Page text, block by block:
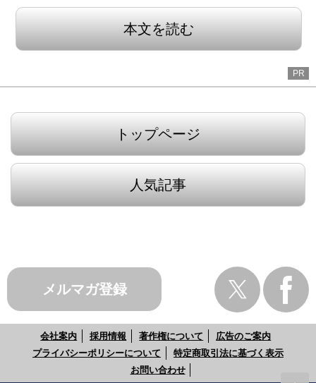
本文を読む
PR
トップページ
人気記事
メルマガ登録
会社案内 採用情報 著作権について
広告のご案内
プライバシーポリシーについて
特定商取引法に基づく表示
お問い合わせ